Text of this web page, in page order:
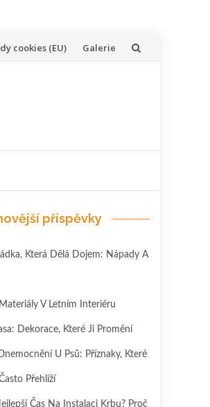
cookies (EU) Galerie
příspěvky
Která Dělá Dojem: Nápady A
V Letním Interiéru
Dekorace, Které Ji Promění
U Psů: Příznaky, Které
Přehlíží
Čas Na Instalaci Krbu? Proč